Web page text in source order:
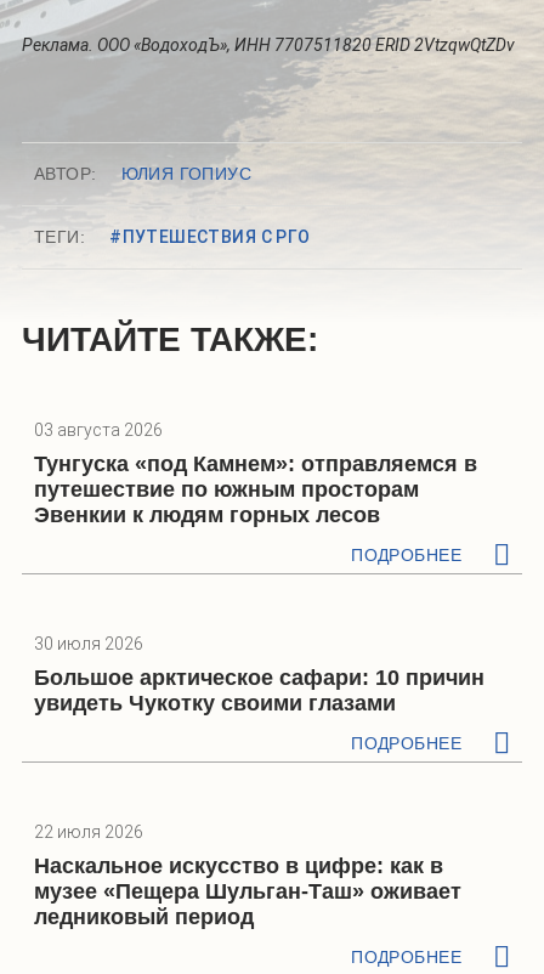
Реклама. ООО «ВодоходЪ», ИНН 7707511820ERID2VtzqwQtZDv
АВТОР: ЮЛИЯ ГОПИУС
ТЕГИ: #ПУТЕШЕСТВИЯ С РГО
ЧИТАЙТЕ ТАКЖЕ:
03 августа 2026
Тунгуска «под Камнем»: отправляемся в
путешествие по южным просторам
Эвенкии к людям горных лесов
ПОДРОБНЕЕ
30 июля 2026
Большое арктическое сафари: 10 причин
увидеть Чукотку своими глазами
ПОДРОБНЕЕ
22 июля 2026
Наскальное искусство в цифре: как в
музее «Пещера Шульган-Таш» оживает
ледниковый период
ПОДРОБНЕЕ